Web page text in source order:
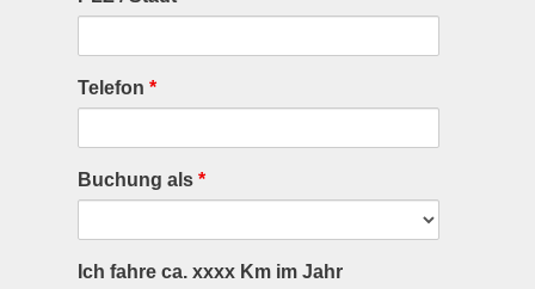
Telefon *
Buchung als *
Ich fahre ca. xxxx Km im Jahr